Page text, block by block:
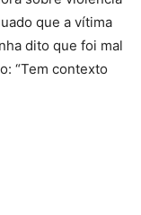
que a vítima
dito que foi mal
“Tem contexto